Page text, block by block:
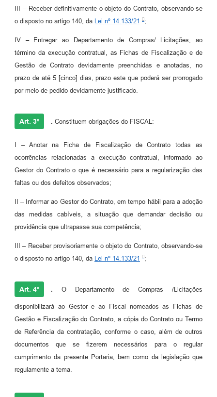
III – Receber definitivamente o objeto do Contrato, observando-se
o disposto no artigo 140, da Lei nº 14.133/21 ;
IV – Entregar ao Departamento de Compras/ Licitações, ao
término da execução contratual, as Fichas de Fiscalização e de
Gestão de Contrato devidamente preenchidas e anotadas, no
prazo de até 5 [cinco] dias, prazo este que poderá ser prorrogado
por meio de pedido devidamente justificado.
Art. 3º . Constituem obrigações do FISCAL:
I – Anotar na Ficha de Fiscalização de Contrato todas as
ocorrências relacionadas a execução contratual, informado ao
Gestor do Contrato o que é necessário para a regularização das
faltas ou dos defeitos observados;
II – Informar ao Gestor do Contrato, em tempo hábil para a adoção
das medidas cabíveis, a situação que demandar decisão ou
providência que ultrapasse sua competência;
III – Receber provisoriamente o objeto do Contrato, observando-se
o disposto no artigo 140, da Lei nº 14.133/21 ;
Art. 4º . O Departamento de Compras /Licitações
disponibilizará ao Gestor e ao Fiscal nomeados as Fichas de
Gestão e Fiscalização do Contrato, a cópia do Contrato ou Termo
de Referência da contratação, conforme o caso, além de outros
documentos que se fizerem necessários para o regular
cumprimento da presente Portaria, bem como da legislação que
regulamente a tema.